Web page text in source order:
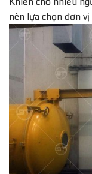
nên lựa chọn đơn